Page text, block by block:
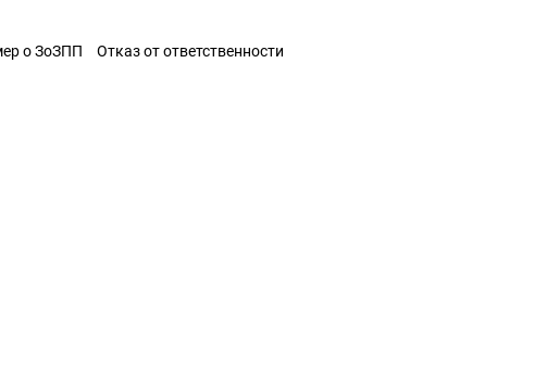
о ЗоЗПП Отказ от ответственности